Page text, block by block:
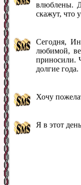
влюблены.
скажут, что
Сегодня,
любимой,
приносили.
долгие года.
Хочу
Я в этот